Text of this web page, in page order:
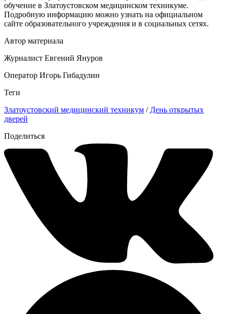
обучение в Златоустовском медицинском техникуме.
Подробную информацию можно узнать на официальном
сайте образовательного учреждения и в социальных сетях.
Автор материала
Журналист Евгений Януров
Оператор Игорь Гибадулин
Теги
Златоустовский медицинский техникум /День открытых
дверей
Поделиться